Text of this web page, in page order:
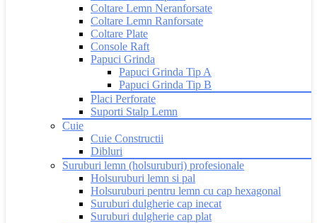
Coltare Lemn Neranforsate
Coltare Lemn Ranforsate
Coltare Plate
Console Raft
Papuci Grinda
Papuci Grinda Tip A
Papuci Grinda Tip B
Placi Perforate
Suporti Stalp Lemn
Cuie
Cuie Constructii
Dibluri
Suruburi lemn (holsuruburi) profesionale
Holsuruburi lemn si pal
Holsuruburi pentru lemn cu cap hexagonal
Suruburi dulgherie cap inecat
Suruburi dulgherie cap plat